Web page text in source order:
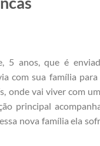
5 anos, que é
com sua família para
onde vai viver com
principal
nova família ela